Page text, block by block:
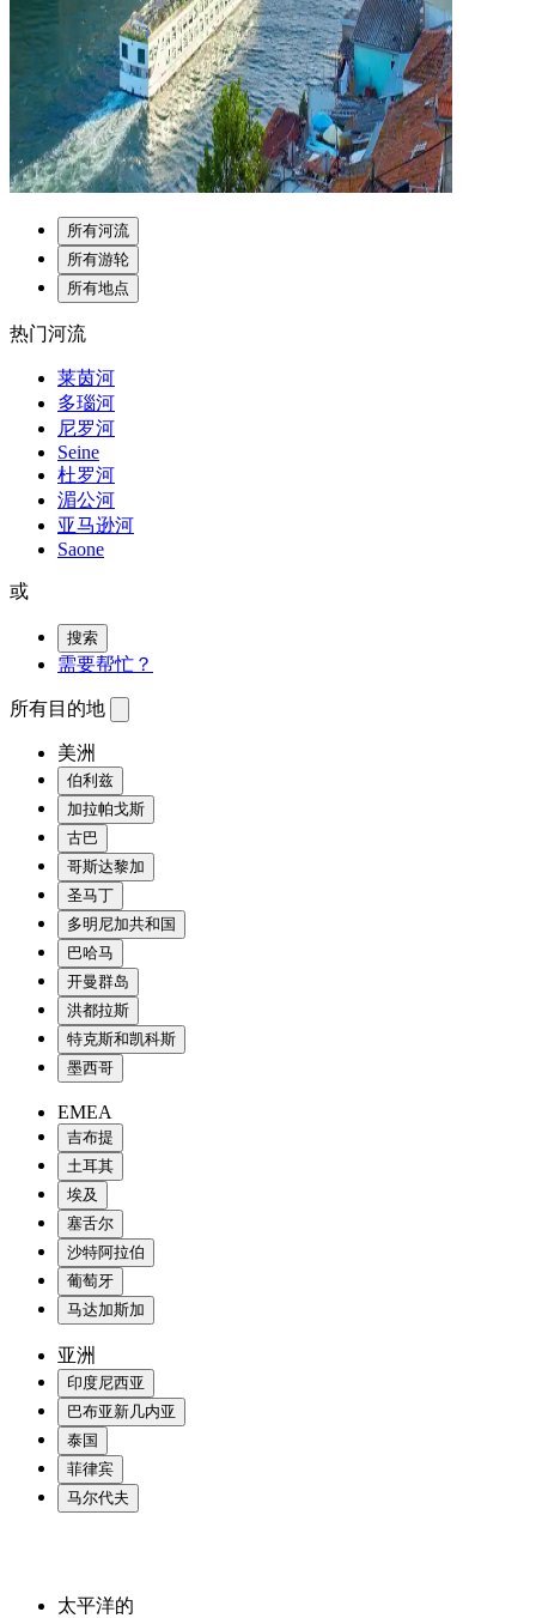
所有河流
所有游轮
所有地点
热门河流
莱茵河
多瑙河
尼罗河
Seine
杜罗河
湄公河
亚马逊河
Saone
或
搜索
需要帮忙？
所有目的地
美洲
伯利兹
加拉帕戈斯
古巴
哥斯达黎加
圣马丁
多明尼加共和国
巴哈马
开曼群岛
洪都拉斯
特克斯和凯科斯
墨西哥
EMEA
吉布提
土耳其
埃及
塞舌尔
沙特阿拉伯
葡萄牙
马达加斯加
亚洲
印度尼西亚
巴布亚新几内亚
泰国
菲律宾
马尔代夫
太平洋的